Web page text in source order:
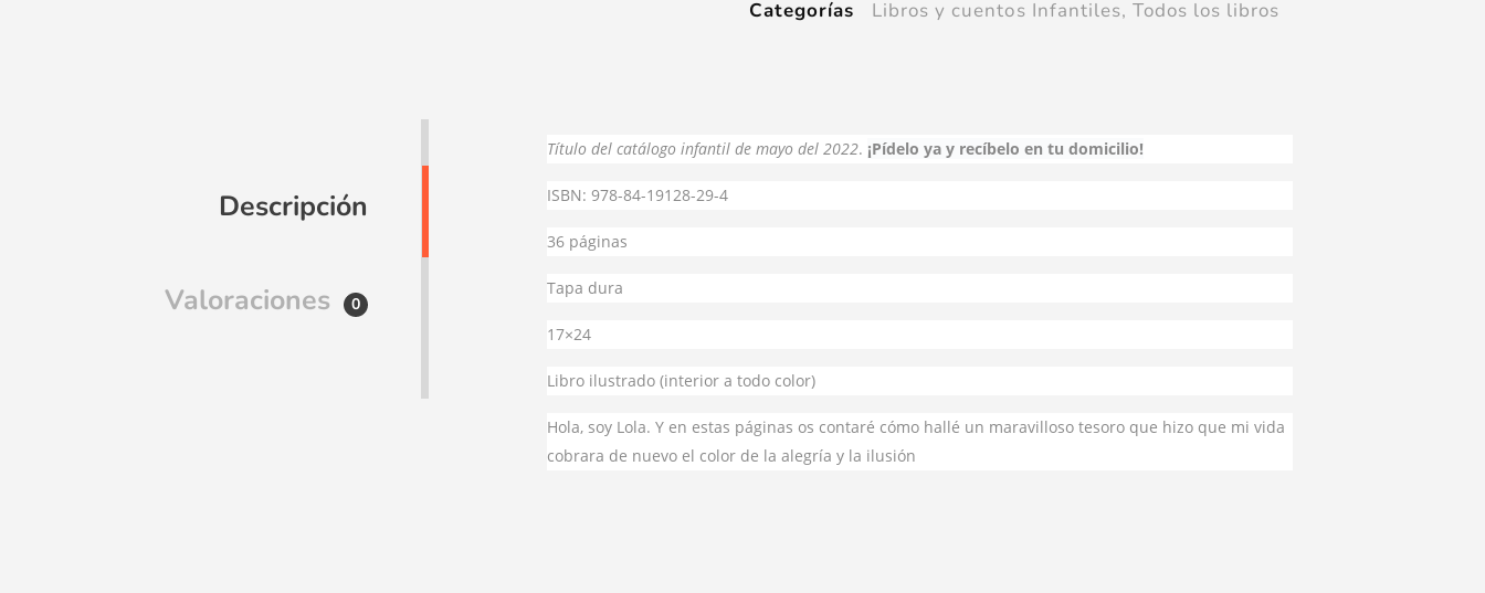
Categorías Libros y cuentos Infantiles, Todos los libros
Descripción
Valoraciones 0
Título del catálogo infantil de mayo del 2022. ¡Pídelo ya y recíbelo en tu domicilio!
ISBN: 978-84-19128-29-4
36 páginas
Tapa dura
17×24
Libro ilustrado (interior a todo color)
Hola, soy Lola. Y en estas páginas os contaré cómo hallé un maravilloso tesoro que hizo que mi vida
cobrara de nuevo el color de la alegría y la ilusión